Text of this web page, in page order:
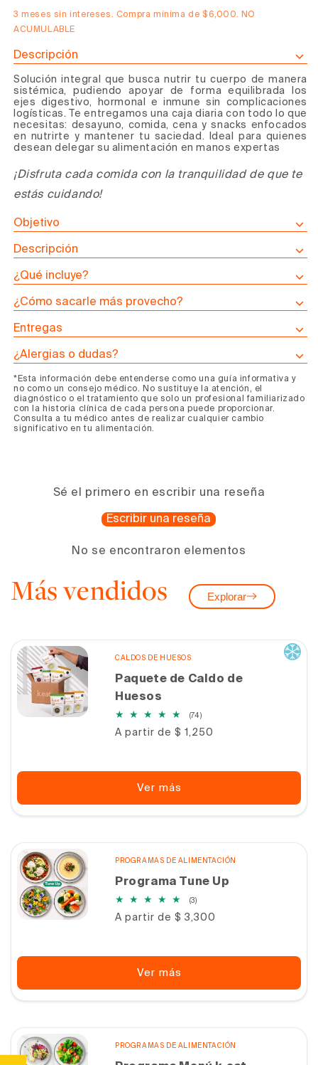
para
Programa
k.eat
para
Programa
k.eat
3 meses sin intereses. Compra mínima de $6,000. NO
ACUMULABLE
Descripción
Solución integral que buscanutrir tu cuerpo de manera
sistémica, pudiendo apoyar de forma equilibrada los
ejes digestivo, hormonal e inmune sin complicaciones
logísticas. Te entregamos una caja diaria con todo lo que
necesitas: desayuno, comida, cena y snacks enfocados
en nutrirte y mantener tu saciedad. Ideal para quienes
desean delegar su alimentación en manos expertas
¡Disfruta cada comida con la tranquilidad de que te
estás cuidando!
Objetivo
Descripción
¿Qué incluye?
¿Cómo sacarle más provecho?
Entregas
¿Alergias o dudas?
*Esta información debe entenderse como una guía informativa y
no como un consejo médico. No sustituye la atención, el
diagnóstico o el tratamiento que solo un profesional familiarizado
con la historia clínica de cada persona puede proporcionar.
Consulta a tu médico antes de realizar cualquier cambio
significativo en tu alimentación.
Sé el primero en escribir una reseña
Escribir una reseña
No se encontraron elementos
Más vendidos Explorar
CALDOS DE HUESOS
Paquete de Caldo de
Huesos
(74)74
totales
Precio
A partir de $ 1,250
Ver más
PROGRAMAS DE ALIMENTACIÓN
Programa Tune Up
(3)3
totales
Precio
A partir de $ 3,300
Ver más
PROGRAMAS DE ALIMENTACIÓN